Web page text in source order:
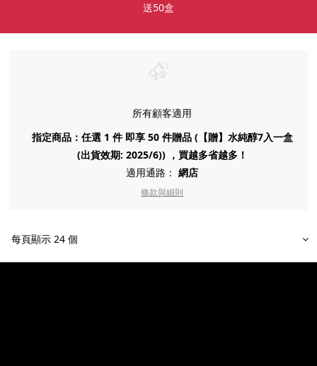
送50盒
所有顧客適用
指定商品：任選 1 件 即享 50 件贈品 (【贈】水純醇7入一盒
(出貨效期: 2025/6)) ，買越多省越多！
適用通路： 網店
條款與細則
每頁顯示 24 個